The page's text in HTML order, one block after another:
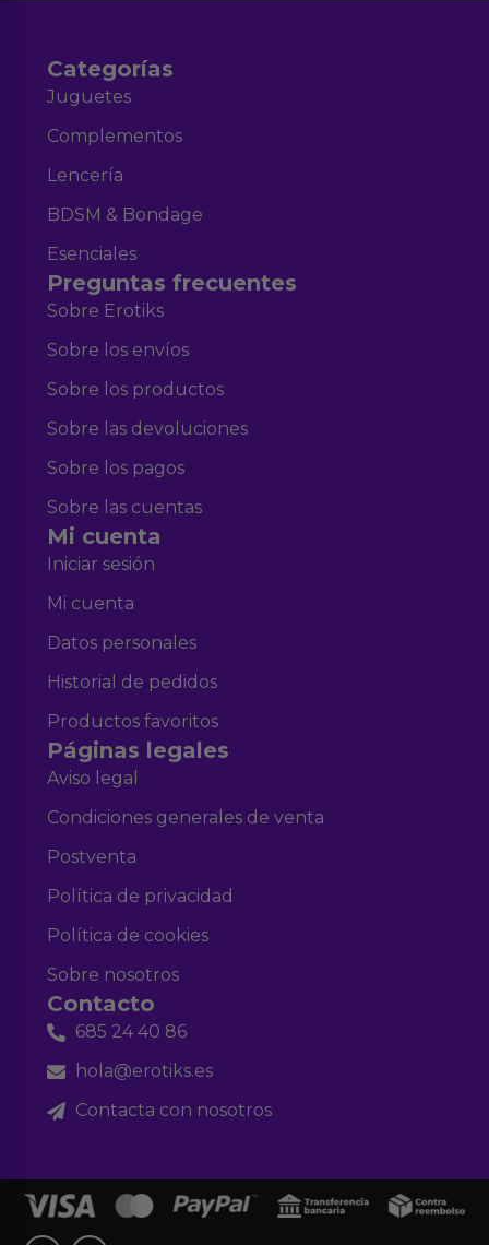
Categorías
Juguetes
Complementos
Lencería
BDSM & Bondage
Esenciales
Preguntas frecuentes
Sobre Erotiks
Sobre los envíos
Sobre los productos
Sobre las devoluciones
Sobre los pagos
Sobre las cuentas
Mi cuenta
Iniciar sesión
Mi cuenta
Datos personales
Historial de pedidos
Productos favoritos
Páginas legales
Aviso legal
Condiciones generales de venta
Postventa
Política de privacidad
Política de cookies
Sobre nosotros
Contacto
685 24 40 86
hola@erotiks.es
Contacta con nosotros